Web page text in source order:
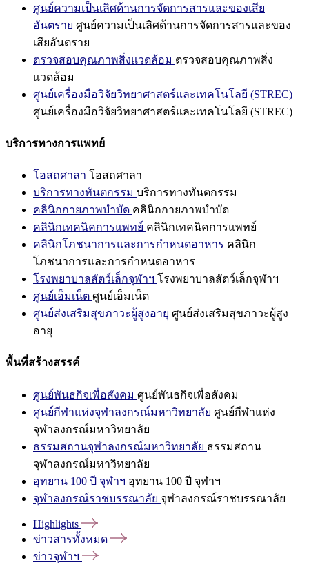
ศูนย์ความเป็นเลิศด้านการจัดการสารและของเสีย
อันตราย ศูนย์ความเป็นเลิศด้านการจัดการสารและของ
เสียอันตราย
ตรวจสอบคุณภาพสิ่งแวดล้อม ตรวจสอบคุณภาพสิ่ง
แวดล้อม
ศูนย์เครื่องมือวิจัยวิทยาศาสตร์และเทคโนโลยี (STREC)
ศูนย์เครื่องมือวิจัยวิทยาศาสตร์และเทคโนโลยี (STREC)
บริการทางการแพทย์
โอสถศาลา โอสถศาลา
บริการทางทันตกรรม บริการทางทันตกรรม
คลินิกกายภาพบำบัด คลินิกกายภาพบำบัด
คลินิกเทคนิคการแพทย์ คลินิกเทคนิคการแพทย์
คลินิกโภชนาการและการกำหนดอาหาร คลินิก
โภชนาการและการกำหนดอาหาร
โรงพยาบาลสัตว์เล็กจุฬาฯ โรงพยาบาลสัตว์เล็กจุฬาฯ
ศูนย์เอ็มเน็ต ศูนย์เอ็มเน็ต
ศูนย์ส่งเสริมสุขภาวะผู้สูงอายุ ศูนย์ส่งเสริมสุขภาวะผู้สูง
อายุ
พื้นที่สร้างสรรค์
ศูนย์พันธกิจเพื่อสังคม ศูนย์พันธกิจเพื่อสังคม
ศูนย์กีฬาแห่งจุฬาลงกรณ์มหาวิทยาลัย ศูนย์กีฬาแห่ง
จุฬาลงกรณ์มหาวิทยาลัย
ธรรมสถานจุฬาลงกรณ์มหาวิทยาลัย ธรรมสถาน
จุฬาลงกรณ์มหาวิทยาลัย
อุทยาน 100 ปี จุฬาฯ อุทยาน 100 ปี จุฬาฯ
จุฬาลงกรณ์ราชบรรณาลัย จุฬาลงกรณ์ราชบรรณาลัย
Highlights
ข่าวสารทั้งหมด
ข่าวจุฬาฯ